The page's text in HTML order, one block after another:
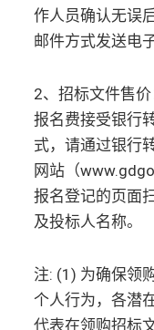
作人员确认无误
邮件方式发送电
2、招标文件售
报名费接受银行
式，请通过银行
网站（
报名登记的页面
及投标人名称。
注: (1) 为确保领
个人行为，各潜
代表在领购招标